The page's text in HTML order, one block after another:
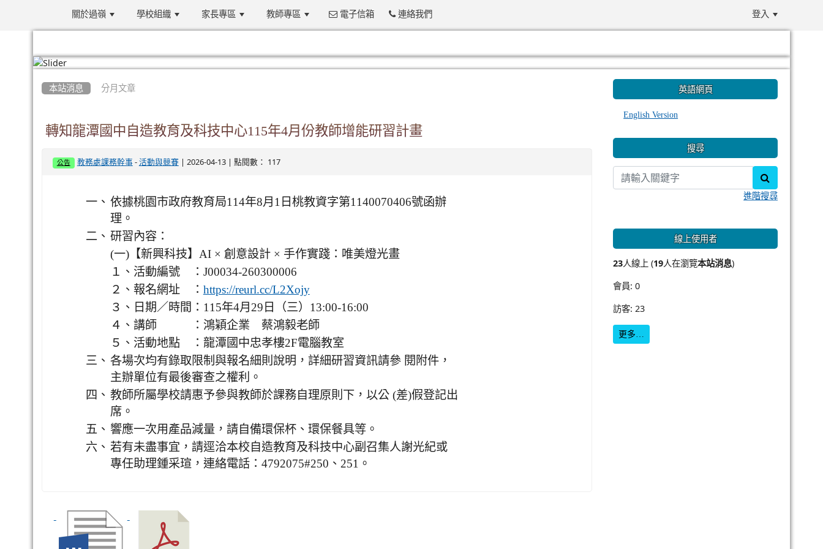
關於過嶺 學校組織 家長專區 教師專區 電子信箱 連絡我們 登入
本站消息 分月文章
轉知龍潭國中自造教育及科技中心115年4月份教師增能研習計畫
公告 教務處課務幹事- 活動與競賽| 2026-04-13 | 點閱數： 117
一、 依據桃園市政府教育局114年8月1日桃教資字第1140070406號函辦
理。
二、 研習內容：
(一)【新興科技】AI × 創意設計 × 手作實踐：唯美燈光畫
１、活動編號 ：J00034-260300006
２、報名網址 ： https://reurl.cc/L2Xojy
３、日期／時間：115年4月29日（三）13:00-16:00
４、講師 ：鴻穎企業 蔡鴻毅老師
５、活動地點 ：龍潭國中忠孝樓2F電腦教室
三、 各場次均有錄取限制與報名細則說明，詳細研習資訊請參 閱附件，
主辦單位有最後審查之權利。
四、 教師所屬學校請惠予參與教師於課務自理原則下，以公 (差)假登記出
席。
五、 響應一次用產品減量，請自備環保杯、環保餐具等。
六、 若有未盡事宜，請逕洽本校自造教育及科技中心副召集人謝光紀或
專任助理鍾采瑄，連絡電話：4792075#250、251。
英語網頁
English Version
搜尋
進階搜尋
線上使用者
23人線上 (19人在瀏覽本站消息)
會員: 0
訪客: 23
更多…